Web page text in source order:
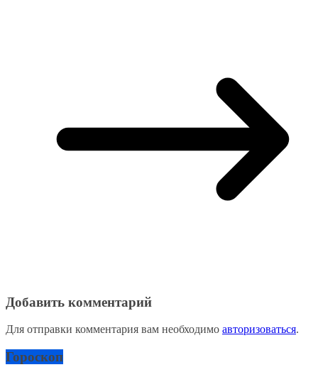
Добавить комментарий
Для отправки комментария вам необходимо авторизоваться.
Гороскоп